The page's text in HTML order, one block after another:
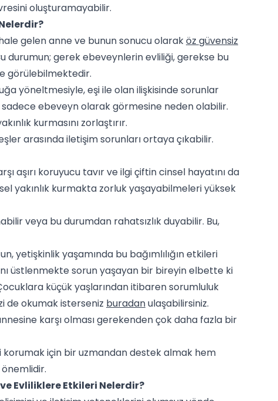
oluşturamayabilir.
gelen anne ve bunun sonucu olaraköz güvensiz
durumun; gerek ebeveynlerin evliliği, gerekse bu
görülebilmektedir.
yöneltmesiyle, eşi ile olan ilişkisinde sorunlar
ebeveyn olarak görmesine neden olabilir.
kurmasını zorlaştırır.
arasında iletişim sorunları ortaya çıkabilir.
aşırı koruyucu tavır ve ilgi çiftin cinsel hayatını da
yakınlık kurmakta zorluk yaşayabilmeleri yüksek
veya bu durumdan rahatsızlık duyabilir. Bu,
yetişkinlik yaşamında bu bağımlılığın etkileri
üstlenmekte sorun yaşayan bir bireyin elbette ki
küçük yaşlarından itibaren sorumluluk
de okumak isterseniz buradanulaşabilirsiniz.
karşı olması gerekenden çok daha fazla bir
korumak için bir uzmandan destek almak hem
önemlidir.
Evliliklere Etkileri Nelerdir?